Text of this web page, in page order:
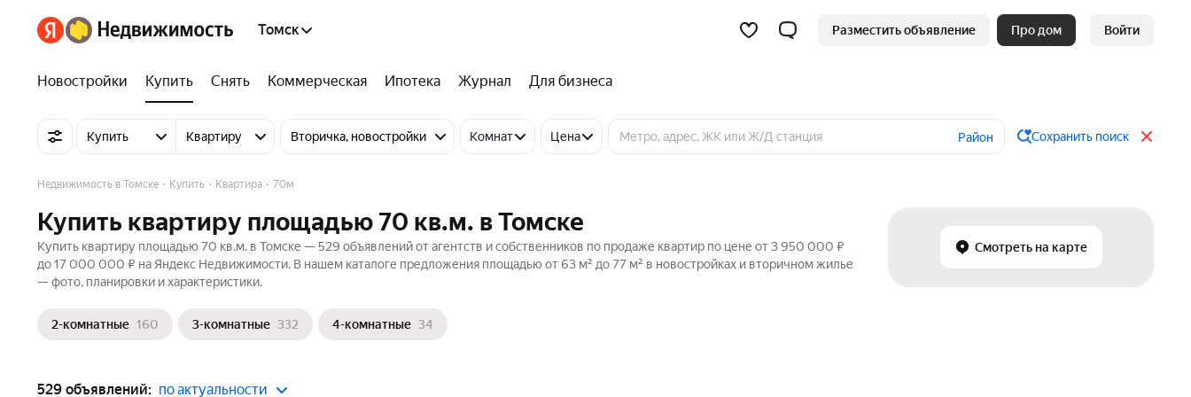
Томск Разместить объявление Про дом Войти
Новостройки Купить Снять Коммерческая Ипотека Журнал Для бизнеса
Купить Квартиру Вторичка, новостройки Комнат Цена Район Сохранить поиск
Смотреть на карте
Недвижимость в Томске Купить Квартира 70м
Купить квартиру площадью 70 кв.м. в Томске
Купить квартиру площадью 70 кв.м. в Томске — 529 объявлений от агентств и собственников по продаже квартир по цене от 3 950 000 ₽
до 17 000 000 ₽ на Яндекс Недвижимости. В нашем каталоге предложения площадью от 63 м² до 77 м² в новостройках и вторичном жилье
— фото, планировки и характеристики.
2-комнатные 160 3-комнатные 332 4-комнатные 34
529 объявлений: по актуальности